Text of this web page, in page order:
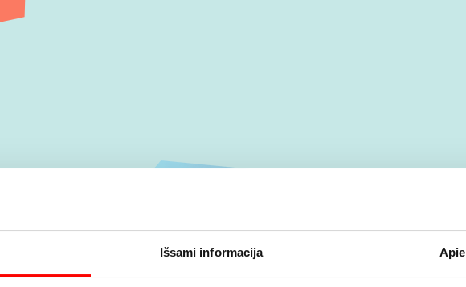
Išsami informacija Apie